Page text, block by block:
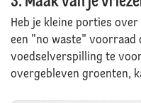
Heb je kleine porties
een "no waste" voorraad
voedselverspilling te
overgebleven groenten,